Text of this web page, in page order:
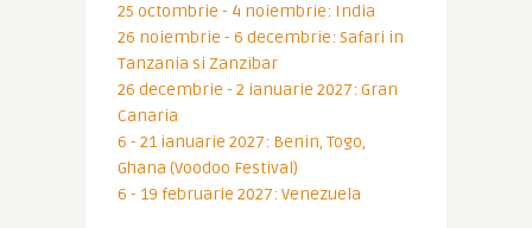
25 octombrie - 4 noiembrie: India
26 noiembrie - 6 decembrie: Safari in
Tanzania si Zanzibar
26 decembrie - 2 ianuarie 2027: Gran
Canaria
6 - 21 ianuarie 2027: Benin, Togo,
Ghana (Voodoo Festival)
6 - 19 februarie 2027: Venezuela